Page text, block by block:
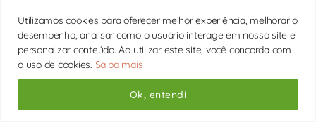
Utilizamos cookies para oferecer melhor experiência, melhorar o
desempenho, analisar como o usuário interage em nosso site e
personalizar conteúdo. Ao utilizar este site, você concorda com
o uso de cookies. Saiba mais
Ok, entendi